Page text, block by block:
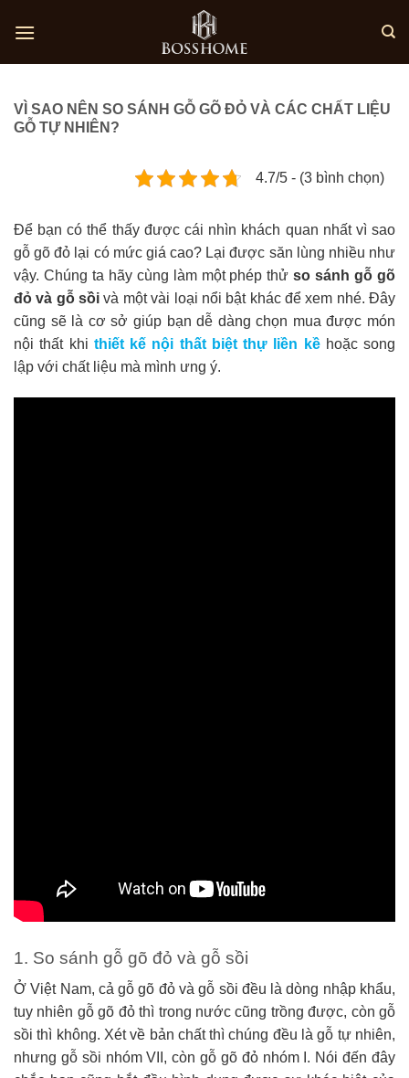
VÌ SAO NÊN SO SÁNH GỖ GÕ ĐỎ VÀ CÁC CHẤT LIỆU
GỖ TỰ NHIÊN?
4.7/5 - (3 bình chọn)
Để bạn có thể thấy được cái nhìn khách quan nhất vì sao
gỗ gõ đỏ lại có mức giá cao? Lại được săn lùng nhiều như
vậy. Chúng ta hãy cùng làm một phép thửso sánh gỗ gõ
đỏ và gỗ sồi và một vài loại nổi bật khác để xem nhé. Đây
cũng sẽ là cơ sở giúp bạn dễ dàng chọn mua được món
nội thất khi thiết kế nội thất biệt thự liền kềhoặc song
lập với chất liệu mà mình ưng ý.
1. So sánh gỗ gõ đỏ và gỗ sồi
Ở Việt Nam, cả gỗ gõ đỏ và gỗ sồi đều là dòng nhập khẩu,
tuy nhiên gỗ gõ đỏ thì trong nước cũng trồng được, còn gỗ
sồi thì không. Xét về bản chất thì chúng đều là gỗ tự nhiên,
nhưng gỗ sồi nhóm VII, còn gỗ gõ đỏ nhóm I. Nói đến đây